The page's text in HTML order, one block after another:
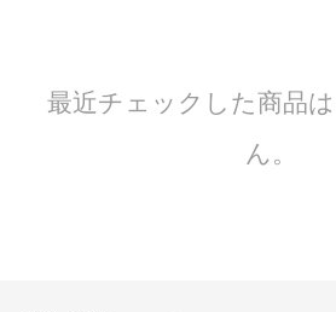
最近チェックした商品
ん。